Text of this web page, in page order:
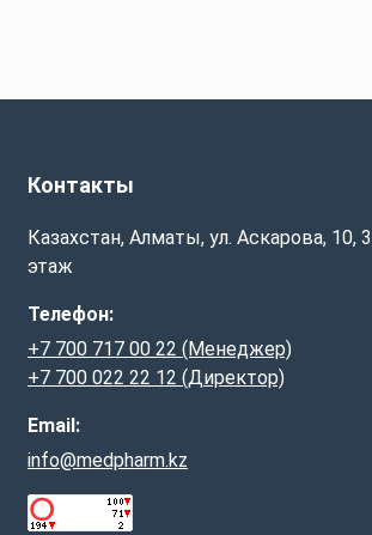
Контакты
Казахстан, Алматы, ул. Аскарова, 10,
этаж
Телефон:
+7 700 717 00 22 (Менеджер)
+7 700 022 22 12 (Директор)
Email:
info@medpharm.kz